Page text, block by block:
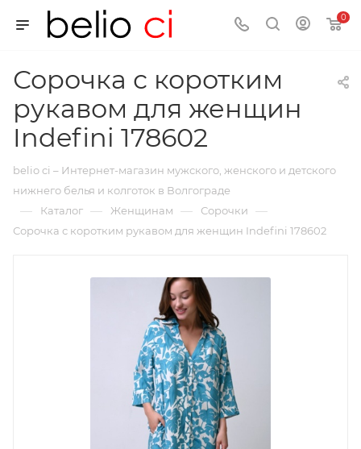
0
Сорочка с коротким
рукавом для женщин
Indefini 178602
belio ci – Интернет-магазин мужского, женского и детского
нижнего белья и колготок в Волгограде
— Каталог — Женщинам — Сорочки —
Сорочка с коротким рукавом для женщин Indefini 178602